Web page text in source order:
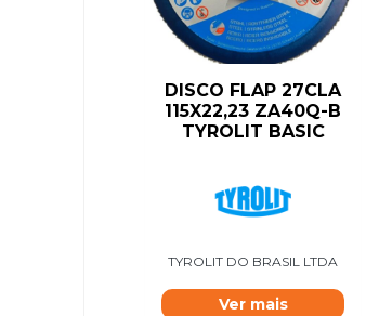
DISCO FLAP 27CLA
115X22,23 ZA40Q-B
TYROLIT BASIC
TYROLIT DO BRASIL LTDA
Ver mais